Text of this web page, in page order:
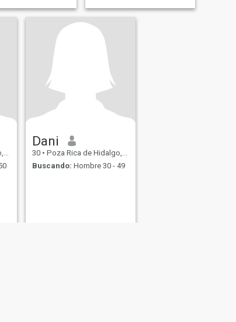
Dani
30 • Poza Rica de Hidalgo, Veracruz, México
Buscando: Hombre 30 - 49